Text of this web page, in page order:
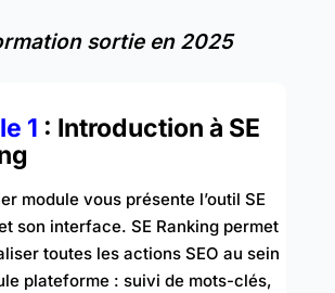
sortie en 2025
1 : Introduction à SE
module vous présente l’outil SE
son interface. SE Ranking permet
toutes les actions SEO au sein
plateforme : suivi de mots-clés,